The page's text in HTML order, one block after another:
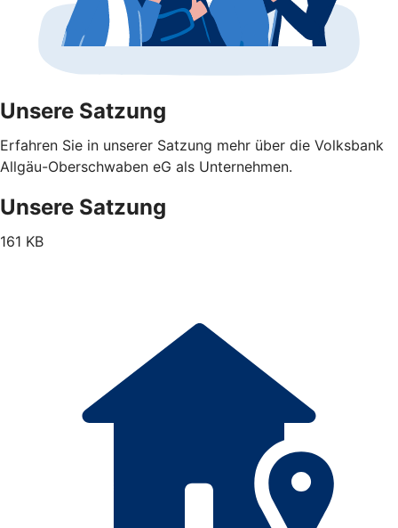
Unsere Satzung
Erfahren Sie in unserer Satzung mehr über die Volksbank
Allgäu-Oberschwaben eG als Unternehmen.
Unsere Satzung
161 KB